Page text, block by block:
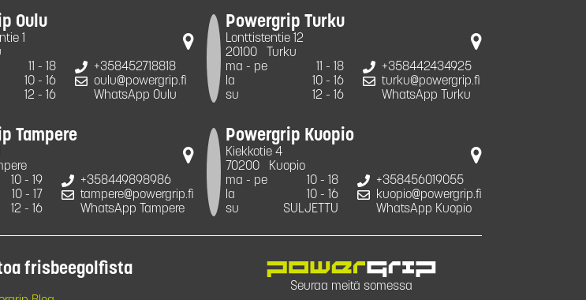
Oulu
1
11 - 18
10 - 16
12 - 16
+358452718818
oulu@powergrip.fi
WhatsApp Oulu
Powergrip Turku
Lonttistentie 12
20100
Turku
ma - pe
11 - 18
la
10 - 16
su
12 - 16
+358442434925
turku@powergrip.fi
WhatsApp Turku
Tampere
10 - 19
10 - 17
12 - 16
+358449898986
tampere@powergrip.fi
WhatsApp Tampere
Powergrip Kuopio
Kiekkotie 4
70200
Kuopio
ma - pe
10 - 18
la
10 - 16
su
SULJETTU
+358456019055
kuopio@powergrip.fi
WhatsApp Kuopio
frisbeegolfista
Seuraa meitä somessa